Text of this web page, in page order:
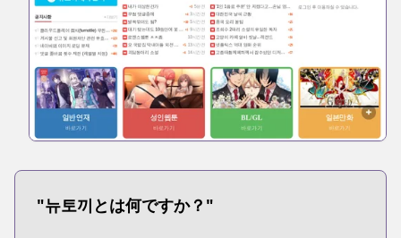
"뉴토끼とは何ですか？"